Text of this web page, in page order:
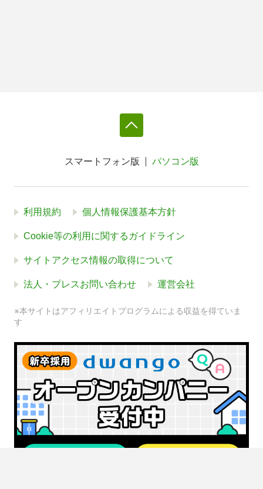
スマートフォン版 パソコン版
利用規約 個人情報保護基本方針
Cookie等の利用に関するガイドライン
サイトアクセス情報の取得について
法人・プレスお問い合わせ 運営会社
※本サイトはアフィリエイトプログラムによる収益を得ていま
す